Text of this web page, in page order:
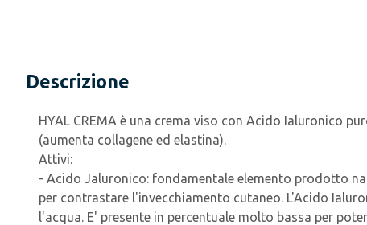
Descrizione
HYAL CREMA è una crema viso con Acido Ialuronico
(aumenta collagene ed elastina).
Attivi:
- Acido Jaluronico: fondamentale elemento prodotto
per contrastare l'invecchiamento cutaneo. L'Acido
l'acqua. E' presente in percentuale molto bassa per